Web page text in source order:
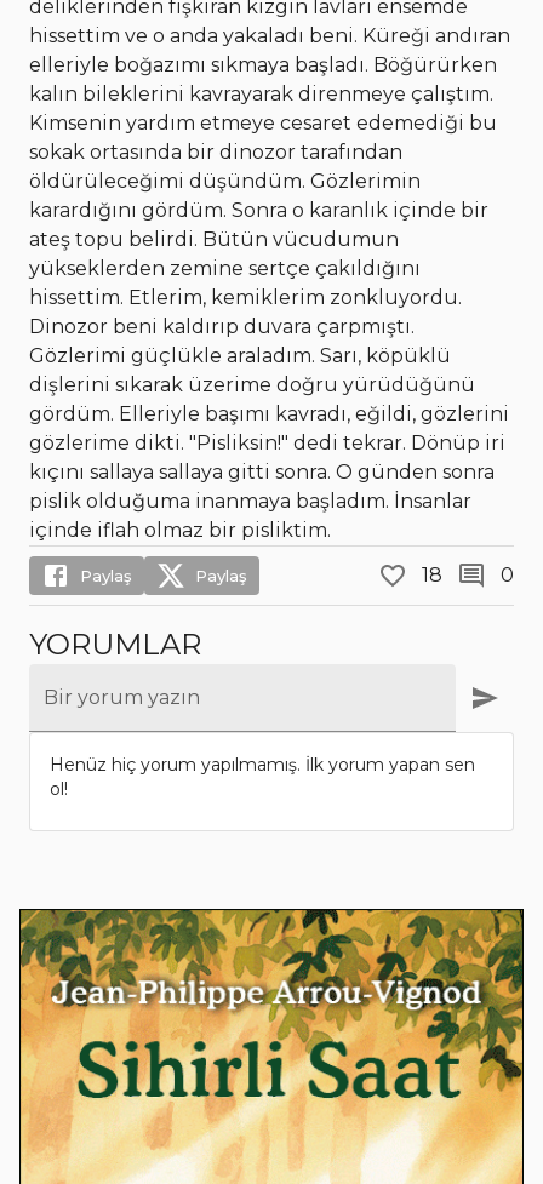
deliklerinden fışkıran kızgın lavları ensemde
hissettim ve o anda yakaladı beni. Küreği andıran
elleriyle boğazımı sıkmaya başladı. Böğürürken
kalın bileklerini kavrayarak direnmeye çalıştım.
Kimsenin yardım etmeye cesaret edemediği bu
sokak ortasında bir dinozor tarafından
öldürüleceğimi düşündüm. Gözlerimin
karardığını gördüm. Sonra o karanlık içinde bir
ateş topu belirdi. Bütün vücudumun
yükseklerden zemine sertçe çakıldığını
hissettim. Etlerim, kemiklerim zonkluyordu.
Dinozor beni kaldırıp duvara çarpmıştı.
Gözlerimi güçlükle araladım. Sarı, köpüklü
dişlerini sıkarak üzerime doğru yürüdüğünü
gördüm. Elleriyle başımı kavradı, eğildi, gözlerini
gözlerime dikti. "Pisliksin!" dedi tekrar. Dönüp iri
kıçını sallaya sallaya gitti sonra. O günden sonra
pislik olduğuma inanmaya başladım. İnsanlar
içinde iflah olmaz bir pisliktim.
Paylaş Paylaş 18 0
YORUMLAR
Bir yorum yazın
Henüz hiç yorum yapılmamış. İlk yorum yapan sen
ol!